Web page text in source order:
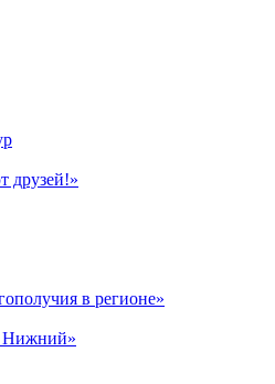
друзей!»
в регионе»
Нижний»